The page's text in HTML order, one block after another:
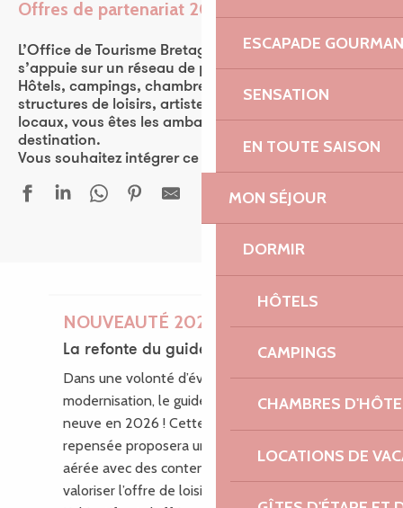
ESCAPADE
SENSATION
EN TOUTE SAISON
MON SÉJOUR
DORMIR
HÔTELS
CAMPINGS
CHAMBRES
LOCATIONS DE
Offres de partenariat 2026
Ajouter aux
L’Office de Tourisme Bretagne Côte de Granit Rose
s’appuie sur un réseau de plus de 570 partenaires.
Hôtels, campings, chambres d’hôtes, restaurants,
structures de loisirs, artistes, ou encore producteurs
locaux, vous êtes les ambassadeurs de la
destination.
Vous souhaitez intégrer ce réseau ? Rejoignez-nous !
NOUVEAUTÉ 2026
La refonte du guide des loisirs
Dans une volonté d’évolution et de
modernisation, le guide des Loisirs fait peau
neuve en 2026 ! Cette nouvelle édition
repensée proposera une mise en page plus
aérée avec des contenus enrichis pour
valoriser l’offre de loisirs du territoire.